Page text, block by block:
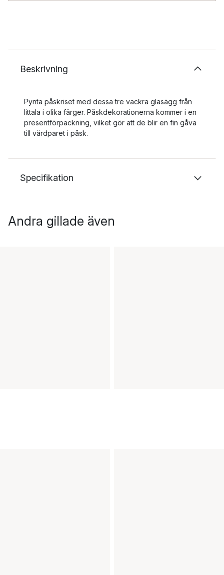
Beskrivning
Pynta påskriset med dessa tre vackra glasägg från
Iittala i olika färger. Påskdekorationerna kommer i en
presentförpackning, vilket gör att de blir en fin gåva
till värdparet i påsk.
Specifikation
Andra gillade även